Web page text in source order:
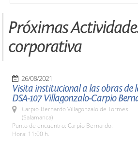
Próximas
corporativa
26/08/2021
Visita institucional a las obras de
DSA-107 Villagonzalo-Carpio
Carpio-Bernardo Villagonzalo de Tormes
(Salamanca)
Punto de encuentro: Carpio Bernardo.
Hora: 11:00 h.